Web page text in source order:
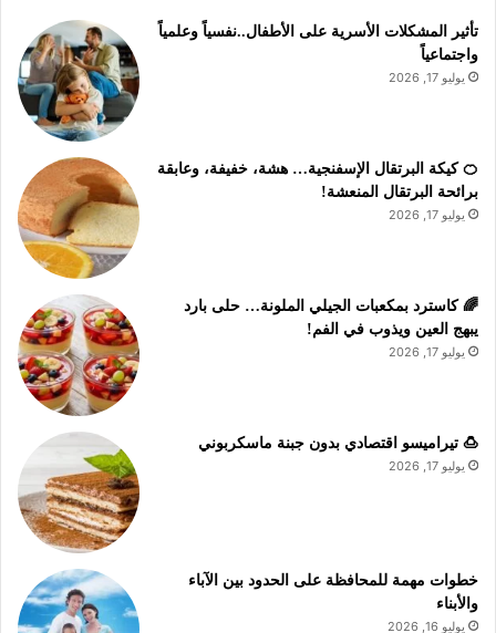
تأثير المشكلات الأسرية على الأطفال..نفسياً وعلمياً
واجتماعياً
يوليو 17, 2026
🍊 كيكة البرتقال الإسفنجية… هشة، خفيفة، وعابقة
برائحة البرتقال المنعشة!
يوليو 17, 2026
🌈 كاسترد بمكعبات الجيلي الملونة… حلى بارد
يبهج العين ويذوب في الفم!
يوليو 17, 2026
🍮 تيراميسو اقتصادي بدون جبنة ماسكربوني
يوليو 17, 2026
خطوات مهمة للمحافظة على الحدود بين الآباء
والأبناء
يوليو 16, 2026